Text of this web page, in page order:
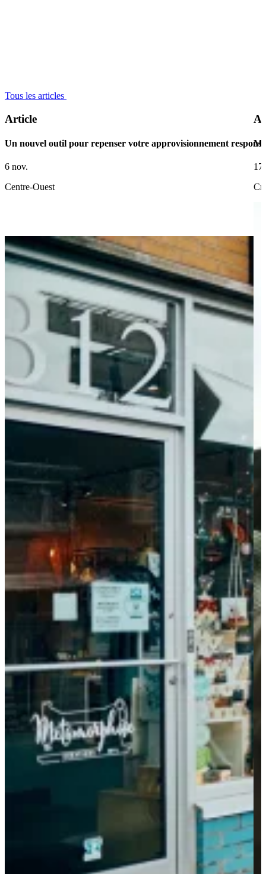
Tous les articles
Article
Un nouvel outil pour repenser votre approvisionnement
6 nov.
Centre-Ouest
17